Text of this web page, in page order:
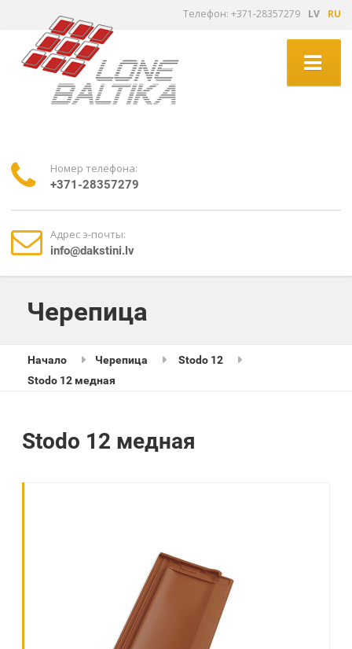
Tелефон: +371-28357279 LV RU
Номер телефона:
+371-28357279
Адрес э-почты:
info@dakstini.lv
Черепица
Начало Черепица
Stodo 12
Stodo 12 медная
Stodo 12 медная